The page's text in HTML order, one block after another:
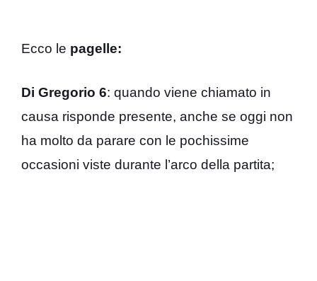
Ecco le pagelle:
Di Gregorio 6: quando viene chiamato in
causa risponde presente, anche se oggi non
ha molto da parare con le pochissime
occasioni viste durante l’arco della partita;